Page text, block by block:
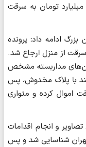
کودک و اقلام دیگر به ارزش تقریبی ۳ میلیارد تومان به سرقت
ادامه داد: پرونده
از منزل ارجاع شد.
مداربسته مشخص
با پلاک مخدوش، پس
اموال کرده و متواری
و انجام اقدامات
شناسایی شد و پس